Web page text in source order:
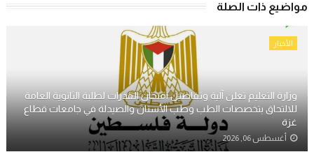
مواضيع ذات الصلة
الأخبار
وزارة التعليم تعلن آلية وتفاصيل امتحان القدرات لطلبة الثانوية العامة
للالتحاق بتخصصات الطب وطب الأسنان والصيدلة في جامعات قطاع
غزة
أغسطس 06, 2026